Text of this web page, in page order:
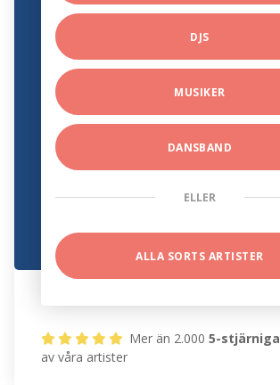
DJS
MUSIKER
DANSBAND
ELLER
ALLA SORTS ARTISTER
Mer än 2.0005-stjärniga
av våra artister